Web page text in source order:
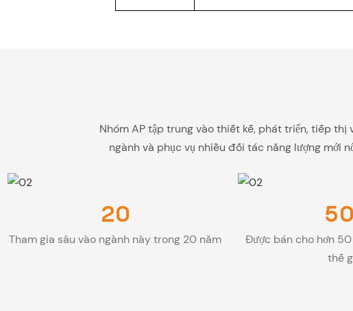
Nhóm AP tập trung vào thiết kế, phát triển, tiếp
ngành và phục vụ nhiều đối tác năng lượng mới
20
Tham gia sâu vào ngành này trong 20 năm
Được bán cho hơn
thế